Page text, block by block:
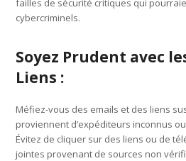
failles de sécurité critiques qui
cybercriminels.
Soyez Prudent avec
Liens :
Méfiez-vous des emails et des liens
proviennent d’expéditeurs inconnus
Évitez de cliquer sur des liens ou de
jointes provenant de sources non